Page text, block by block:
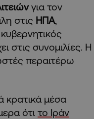
για τον
στις ΗΠΑ,
στις συνομιλίες. Η
περαιτέρω
κρατικά μέσα
ότι το Ιράν